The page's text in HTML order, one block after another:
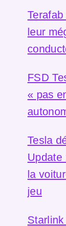
leur
FSD
« pas
Tesla
Update
la
jeu